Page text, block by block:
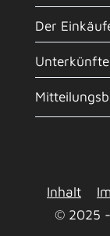
Der
Unterkünfte
Inhalt
© 2025